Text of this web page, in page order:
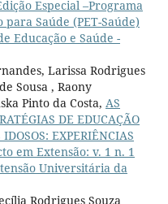
Especial –Programa
Saúde (PET-Saúde)
Educação e Saúde -
Larissa Rodrigues
Sousa , Raony
Pinto da Costa, AS
DE EDUCAÇÃO
EXPERIÊNCIAS
em Extensão: v. 1 n. 1
Universitária da
Rodrigues Souza